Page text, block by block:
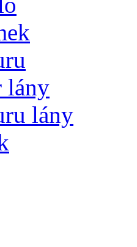
lány
lány